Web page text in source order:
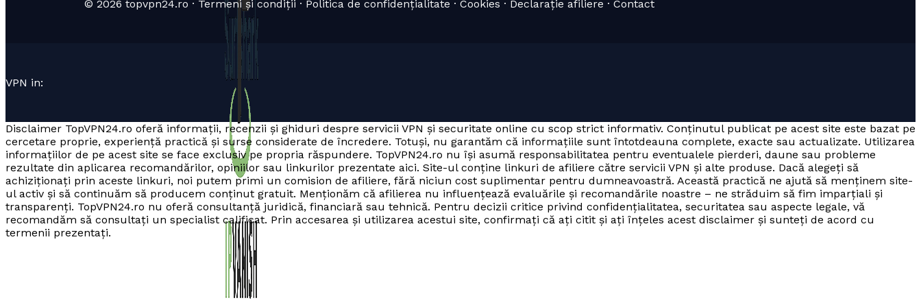
© 2026 topvpn24.ro · Termeni și condiții · Politica de confidențialitate · Cookies · Declarație afiliere · Contact
VPN in:
Disclaimer TopVPN24.ro oferă informații, recenzii și ghiduri despre servicii VPN și securitate online cu scop strict informativ. Conținutul publicat pe acest site este bazat pe
cercetare proprie, experiență practică și surse considerate de încredere. Totuși, nu garantăm că informațiile sunt întotdeauna complete, exacte sau actualizate. Utilizarea
informațiilor de pe acest site se face exclusiv pe propria răspundere. TopVPN24.ro nu își asumă responsabilitatea pentru eventualele pierderi, daune sau probleme
rezultate din aplicarea recomandărilor, opiniilor sau linkurilor prezentate aici. Site-ul conține linkuri de afiliere către servicii VPN și alte produse. Dacă alegeți să
achiziționați prin aceste linkuri, noi putem primi un comision de afiliere, fără niciun cost suplimentar pentru dumneavoastră. Această practică ne ajută să menținem site-
ul activ și să continuăm să producem conținut gratuit. Menționăm că afilierea nu influențează evaluările și recomandările noastre – ne străduim să fim imparțiali și
transparenți. TopVPN24.ro nu oferă consultanță juridică, financiară sau tehnică. Pentru decizii critice privind confidențialitatea, securitatea sau aspecte legale, vă
recomandăm să consultați un specialist calificat. Prin accesarea și utilizarea acestui site, confirmați că ați citit și ați înțeles acest disclaimer și sunteți de acord cu
termenii prezentați.